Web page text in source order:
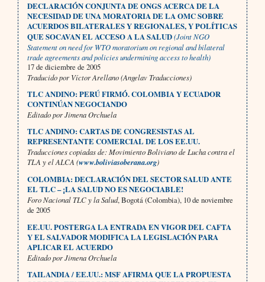
DECLARACIÓN CONJUNTA DE ONGS ACERCA DE LA
NECESIDAD DE UNA MORATORIA DE LA OMC SOBRE
ACUERDOS BILATERALES Y REGIONALES, Y POLÍTICAS
QUE SOCAVAN EL ACCESO A LA SALUD(Joint NGO
Statement on need for WTO moratorium on regional and bilateral
trade agreements and policies undermining access to health)
17 de diciembre de 2005
Traducido por Víctor Arellano (Angelav Traducciones)
TLC ANDINO: PERÚ FIRMÓ. COLOMBIA Y ECUADOR
CONTINÚAN NEGOCIANDO
Editado por Jimena Orchuela
TLC ANDINO: CARTAS DE CONGRESISTAS AL
REPRESENTANTE COMERCIAL DE LOS EE.UU.
Traducciones copiadas de: Movimiento Boliviano de Lucha contra el
TLA y el ALCA (www.boliviasoberana.org)
COLOMBIA: DECLARACIÓN DEL SECTOR SALUD ANTE
EL TLC – ¡LA SALUD NO ES NEGOCIABLE!
Foro Nacional TLC y la Salud, Bogotá (Colombia), 10 de noviembre
de 2005
EE.UU. POSTERGA LA ENTRADA EN VIGOR DEL CAFTA
Y EL SALVADOR MODIFICA LA LEGISLACIÓN PARA
APLICAR EL ACUERDO
Editado por Jimena Orchuela
TAILANDIA / EE.UU.: MSF AFIRMA QUE LA PROPUESTA